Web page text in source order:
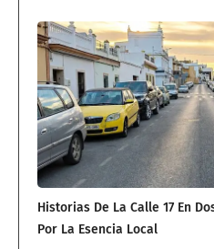
Historias De La Calle 17 En
Por La Esencia Local